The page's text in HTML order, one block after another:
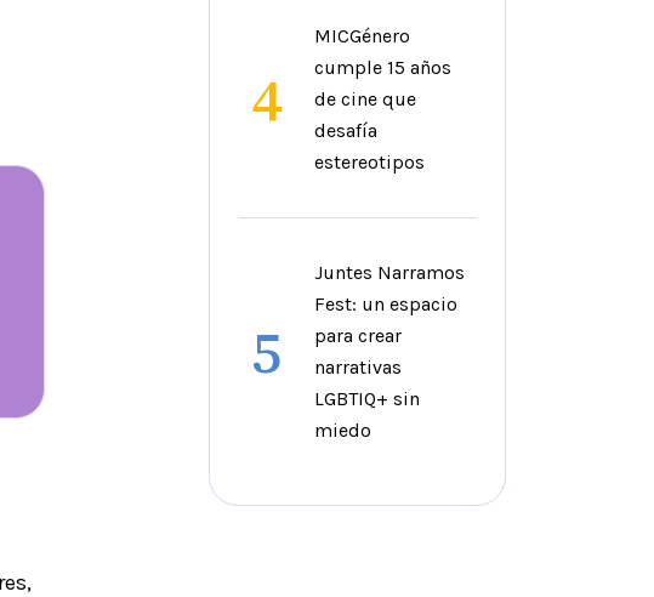
4
MICGénero
cumple 15 años
de cine que
desafía
estereotipos
5
Juntes Narramos
Fest: un espacio
para crear
narrativas
LGBTIQ+ sin
miedo